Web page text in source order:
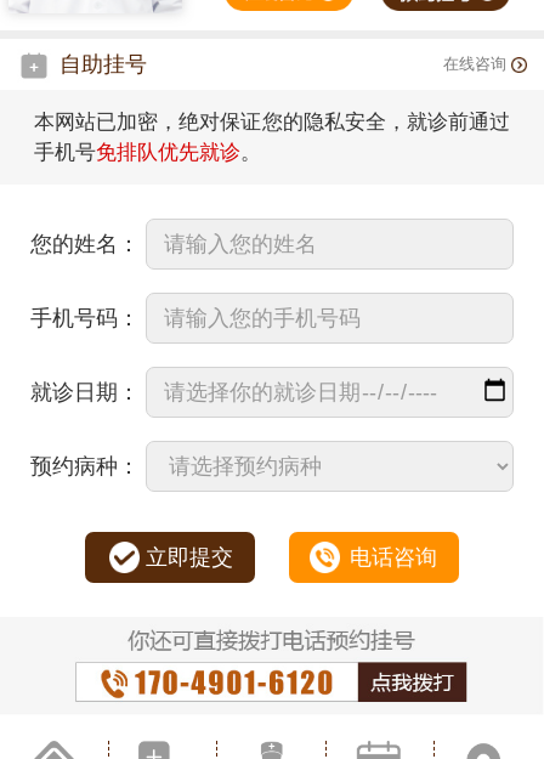
自助挂号 在线咨询
本网站已加密，绝对保证您的隐私安全，就诊前通过
手机号免排队优先就诊。
您的姓名：
手机号码：
就诊日期：
预约病种：
立即提交 电话咨询